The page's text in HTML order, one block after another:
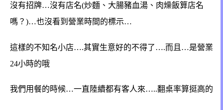
沒有招牌…沒有店名(炒麵、大腸豬血湯、肉燥飯算店名
嗎？)…也沒看到營業時間的標示…
這樣的不知名小店….其實生意好的不得了….而且…是營業
24小時的哦
我們用餐的時候…一直陸續都有客人來…..翻桌率算挺高的